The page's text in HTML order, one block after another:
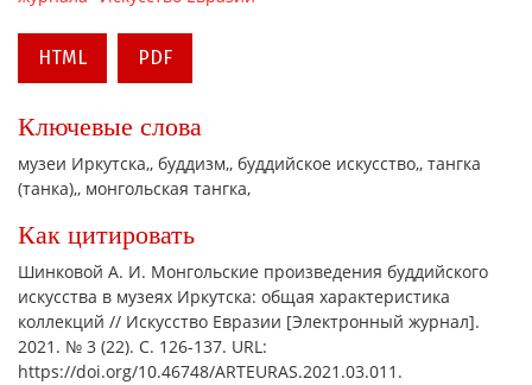
HTML PDF
Ключевые слова
музеи Иркутска, буддизм, буддийское искусство, тангка
(танка), монгольская тангка,
Как цитировать
Шинковой А. И. Монгольские произведения буддийского
искусства в музеях Иркутска: общая характеристика
коллекций // Искусство Евразии [Электронный журнал].
2021. № 3 (22). С. 126-137. URL:
https://doi.org/10.46748/ARTEURAS.2021.03.011.